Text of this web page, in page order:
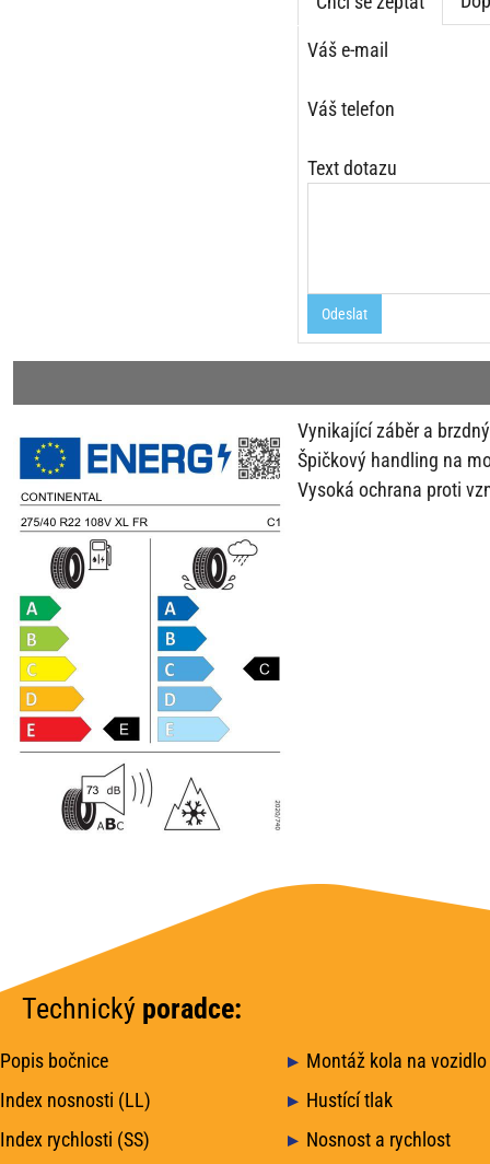
Váš e-mail
Váš telefon
Text dotazu
Odeslat
Vynikající záběr a
Špičkový handling na
Vysoká ochrana proti
Technický poradce:
Popis bočnice
Montáž kola na vozidlo
Index nosnosti (LL)
Hustící tlak
Index rychlosti (SS)
Nosnost a rychlost